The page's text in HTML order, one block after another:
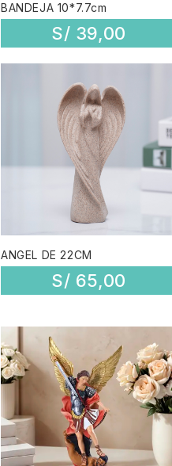
BANDEJA 10*7.7cm
S/ 39,00
ANGEL DE 22CM
S/ 65,00